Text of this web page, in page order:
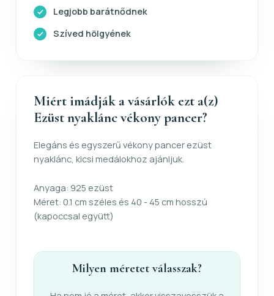
Legjobb barátnődnek
Szíved hölgyének
Miért imádják a vásárlók ezt a(z)
Ezüst nyaklánc vékony pancer?
Elegáns és egyszerű vékony pancer ezüst
nyaklánc, kicsi medálokhoz ajánljuk.
Anyaga: 925 ezüst
Méret: 0.1 cm széles és 40 - 45 cm hosszú
(kapoccsal együtt)
Milyen méretet válasszak?